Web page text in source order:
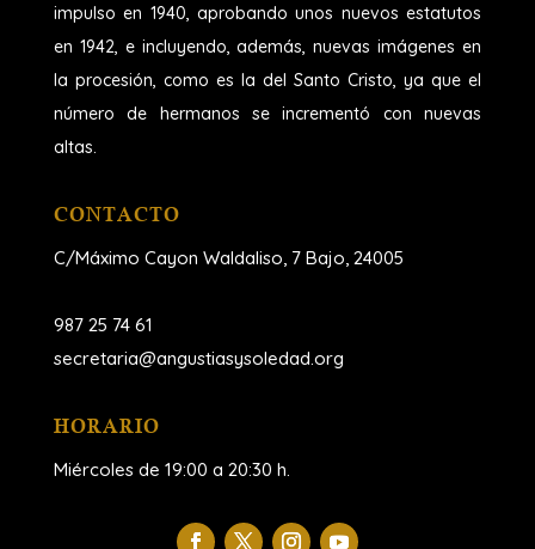
impulso en 1940, aprobando unos nuevos estatutos
en 1942, e incluyendo, además, nuevas imágenes en
la procesión, como es la del Santo Cristo, ya que el
número de hermanos se incrementó con nuevas
altas.
CONTACTO
C/Máximo Cayon Waldaliso, 7 Bajo, 24005
987 25 74 61
secretaria@angustiasysoledad.org
HORARIO
Miércoles de 19:00 a 20:30 h.